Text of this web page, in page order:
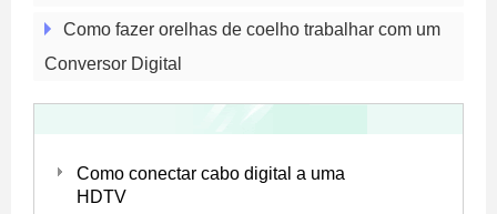
Como fazer orelhas de coelho trabalhar com um
Conversor Digital
Como conectar cabo digital a uma
HDTV